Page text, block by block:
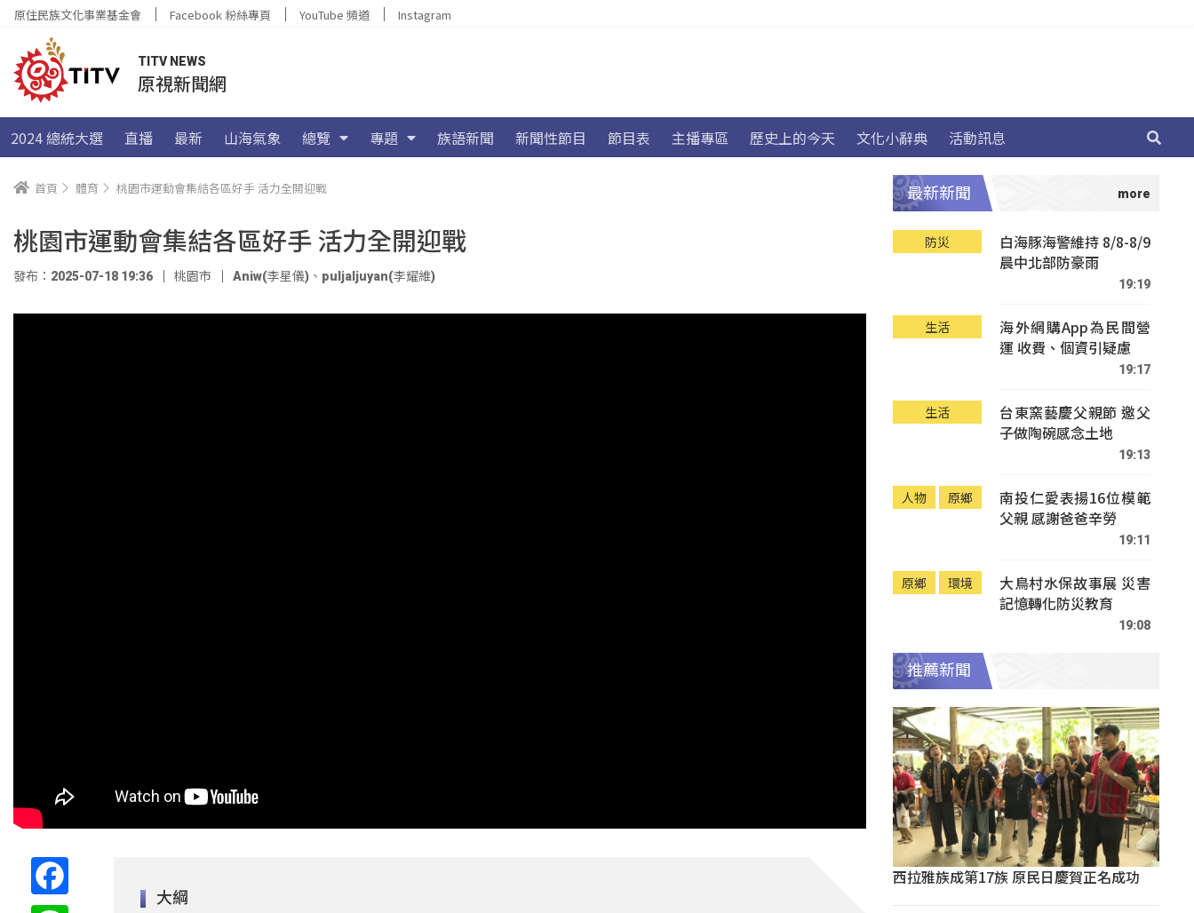
原住民族文化事業基金會 Facebook 粉絲專頁 YouTube 頻道 Instagram
TITV NEWS
原視新聞網
2024 總統大選 直播 最新 山海氣象 總覽 專題 族語新聞 新聞性節目 節目表 主播專區 歷史上的今天 文化小辭典 活動訊息
首頁 體育 桃園市運動會集結各區好手 活力全開迎戰
桃園市運動會集結各區好手 活力全開迎戰
發布：2025-07-18 19:36 桃園市 Aniw(李星儀) 、 puljaljuyan(李耀維)
大綱
最新新聞
防災
白海豚海警維持 8/8-8/9
晨中北部防豪雨
19:19
生活
海外網購App為民間營
運 收費、個資引疑慮
19:17
生活
台東窯藝慶父親節 邀父
子做陶碗感念土地
19:13
人物 原鄉
南投仁愛表揚16位模範
父親 感謝爸爸辛勞
19:11
原鄉 環境
大鳥村水保故事展 災害
記憶轉化防災教育
19:08
推薦新聞
西拉雅族成第17族 原民日慶賀正名成功